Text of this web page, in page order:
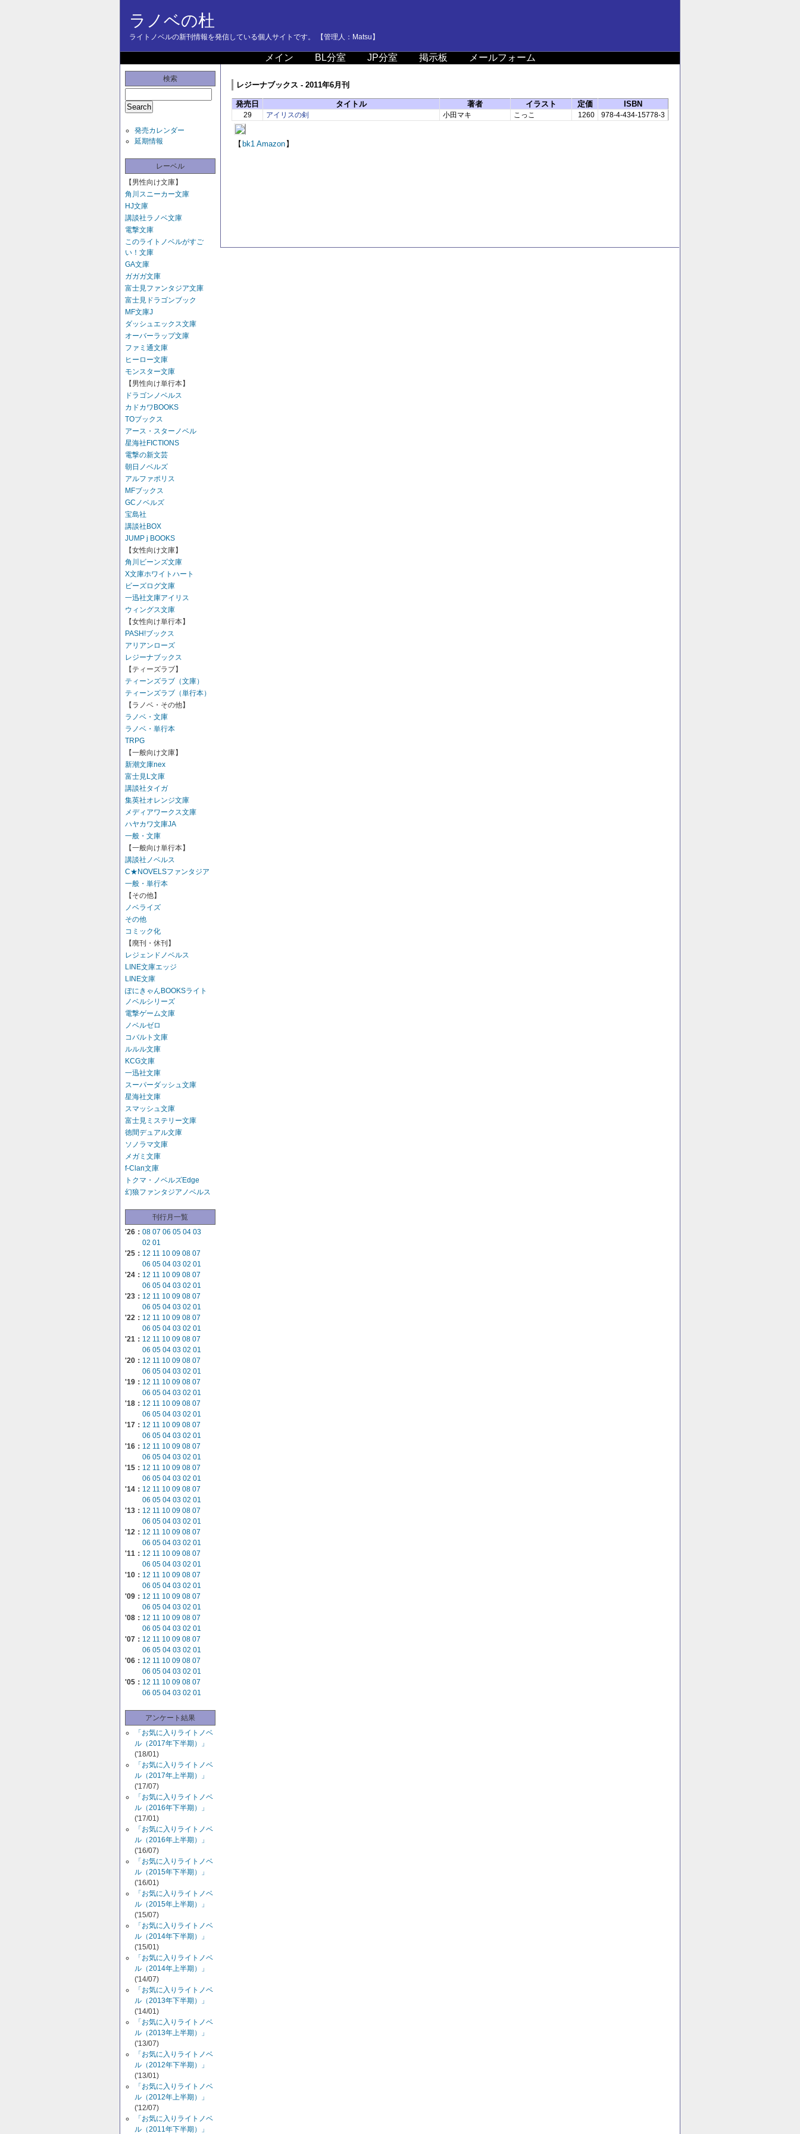
ラノベの杜
ライトノベルの新刊情報を発信している個人サイトです。 【管理人：Matsu】
メイン BL分室 JP分室 掲示板 メールフォーム
検索
発売カレンダー
延期情報
レーベル
【男性向け文庫】
角川スニーカー文庫
HJ文庫
講談社ラノベ文庫
電撃文庫
このライトノベルがすご
い！文庫
GA文庫
ガガガ文庫
富士見ファンタジア文庫
富士見ドラゴンブック
MF文庫J
ダッシュエックス文庫
オーバーラップ文庫
ファミ通文庫
ヒーロー文庫
モンスター文庫
【男性向け単行本】
ドラゴンノベルス
カドカワBOOKS
TOブックス
アース・スターノベル
星海社FICTIONS
電撃の新文芸
朝日ノベルズ
アルファポリス
MFブックス
GCノベルズ
宝島社
講談社BOX
JUMP j BOOKS
【女性向け文庫】
角川ビーンズ文庫
X文庫ホワイトハート
ビーズログ文庫
一迅社文庫アイリス
ウィングス文庫
【女性向け単行本】
PASH!ブックス
アリアンローズ
レジーナブックス
【ティーズラブ】
ティーンズラブ（文庫）
ティーンズラブ（単行本）
【ラノベ・その他】
ラノベ・文庫
ラノベ・単行本
TRPG
【一般向け文庫】
新潮文庫nex
富士見L文庫
講談社タイガ
集英社オレンジ文庫
メディアワークス文庫
ハヤカワ文庫JA
一般・文庫
【一般向け単行本】
講談社ノベルス
C★NOVELSファンタジア
一般・単行本
【その他】
ノベライズ
その他
コミック化
【廃刊・休刊】
レジェンドノベルス
LINE文庫エッジ
LINE文庫
ぽにきゃんBOOKSライト
ノベルシリーズ
電撃ゲーム文庫
ノベルゼロ
コバルト文庫
ルルル文庫
KCG文庫
一迅社文庫
スーパーダッシュ文庫
星海社文庫
スマッシュ文庫
富士見ミステリー文庫
徳間デュアル文庫
ソノラマ文庫
メガミ文庫
f-Clan文庫
トクマ・ノベルズEdge
幻狼ファンタジアノベルス
刊行月一覧
'26： 08 07 06 05 04 03
02 01
'25： 12 11 10 09 08 07
06 05 04 03 02 01
'24： 12 11 10 09 08 07
06 05 04 03 02 01
'23： 12 11 10 09 08 07
06 05 04 03 02 01
'22： 12 11 10 09 08 07
06 05 04 03 02 01
'21： 12 11 10 09 08 07
06 05 04 03 02 01
'20： 12 11 10 09 08 07
06 05 04 03 02 01
'19： 12 11 10 09 08 07
06 05 04 03 02 01
'18： 12 11 10 09 08 07
06 05 04 03 02 01
'17： 12 11 10 09 08 07
06 05 04 03 02 01
'16： 12 11 10 09 08 07
06 05 04 03 02 01
'15： 12 11 10 09 08 07
06 05 04 03 02 01
'14： 12 11 10 09 08 07
06 05 04 03 02 01
'13： 12 11 10 09 08 07
06 05 04 03 02 01
'12： 12 11 10 09 08 07
06 05 04 03 02 01
'11： 12 11 10 09 08 07
06 05 04 03 02 01
'10： 12 11 10 09 08 07
06 05 04 03 02 01
'09： 12 11 10 09 08 07
06 05 04 03 02 01
'08： 12 11 10 09 08 07
06 05 04 03 02 01
'07： 12 11 10 09 08 07
06 05 04 03 02 01
'06： 12 11 10 09 08 07
06 05 04 03 02 01
'05： 12 11 10 09 08 07
06 05 04 03 02 01
アンケート結果
「お気に入りライトノベ
ル（2017年下半期）」
('18/01)
「お気に入りライトノベ
ル（2017年上半期）」
('17/07)
「お気に入りライトノベ
ル（2016年下半期）」
('17/01)
「お気に入りライトノベ
ル（2016年上半期）」
('16/07)
「お気に入りライトノベ
ル（2015年下半期）」
('16/01)
「お気に入りライトノベ
ル（2015年上半期）」
('15/07)
「お気に入りライトノベ
ル（2014年下半期）」
('15/01)
「お気に入りライトノベ
ル（2014年上半期）」
('14/07)
「お気に入りライトノベ
ル（2013年下半期）」
('14/01)
「お気に入りライトノベ
ル（2013年上半期）」
('13/07)
「お気に入りライトノベ
ル（2012年下半期）」
('13/01)
「お気に入りライトノベ
ル（2012年上半期）」
('12/07)
「お気に入りライトノベ
ル（2011年下半期）」
レジーナブックス - 2011年6月刊
発売日 タイトル 著者 イラスト 定価 ISBN
29 アイリスの剣 小田マキ こっこ 1260 978-4-434-15778-3
【 bk1 Amazon 】